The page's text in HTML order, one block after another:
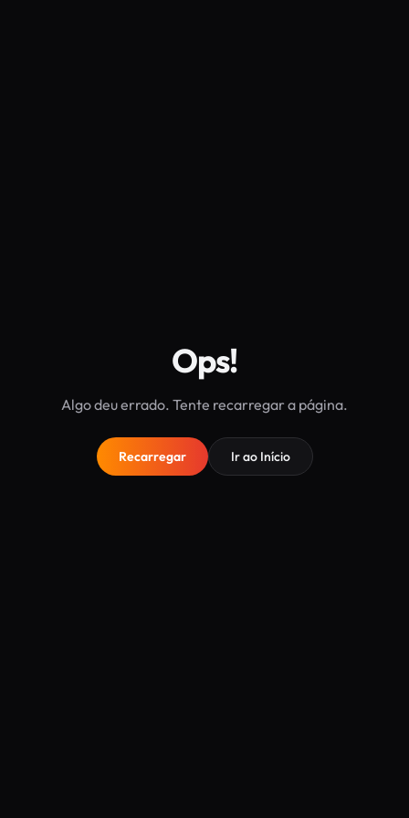
Ops!
Algo deu errado. Tente recarregar a página.
Recarregar Ir ao Início